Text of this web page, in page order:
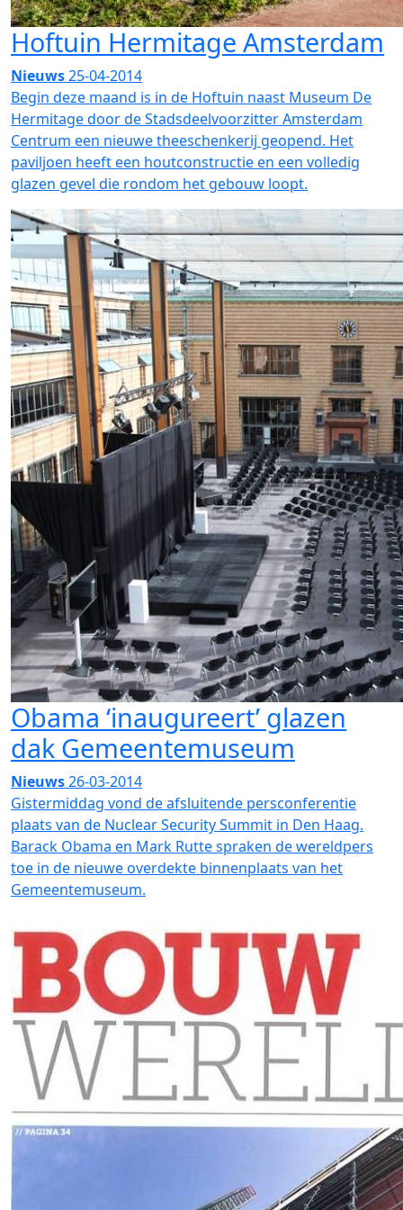
Hoftuin Hermitage Amsterdam
Nieuws25-04-2014
Begin deze maand is in de Hoftuin naast Museum De
Hermitage door de Stadsdeelvoorzitter Amsterdam
Centrum een nieuwe theeschenkerij geopend. Het
paviljoen heeft een houtconstructie en een volledig
glazen gevel die rondom het gebouw loopt.
Obama ‘inaugureert’ glazen
dak Gemeentemuseum
Nieuws26-03-2014
Gistermiddag vond de afsluitende persconferentie
plaats van de Nuclear Security Summit in Den Haag.
Barack Obama en Mark Rutte spraken de wereldpers
toe in de nieuwe overdekte binnenplaats van het
Gemeentemuseum.